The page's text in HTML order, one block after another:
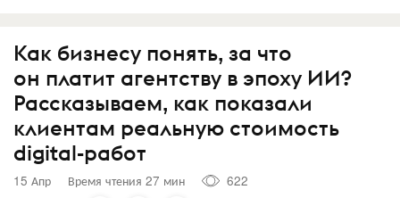
Как бизнесу понять, за что
он платит агентству в эпоху ИИ?
Рассказываем, как показали
клиентам реальную стоимость
digital-работ
15 Апр Время чтения 27 мин
622